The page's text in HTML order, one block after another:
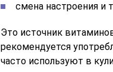
смена настроения и
Это источник
рекомендуется
часто используют в